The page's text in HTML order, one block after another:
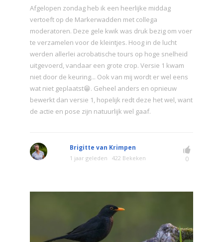
Afgelopen zondag heb ik een heerlijke middag
vertoeft op de Markerwadden met collega
moderatoren. Deze gele kwik was druk bezig om voer
te verzamelen voor de kleintjes. Hoog in de lucht
werden allerlei acrobatische tours op hoge snelheid
uitgevoerd, vandaar een grote crop. Versie 1 kwam
niet door de keuring... Ook van mij wordt er wel eens
wat niet geplaatst😁. Geheel anders en opnieuw
bewerkt dan versie 1, hopelijk redt deze het wel, want
de actie en pose zijn natuurlijk wel gaaf.
Brigitte van Krimpen
1 jaar geleden 422 Bekeken 0